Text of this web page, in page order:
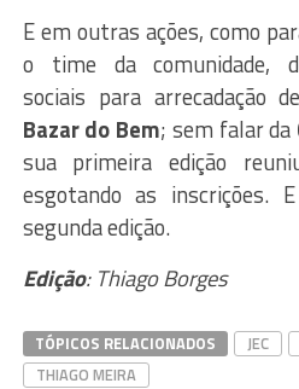
E em outras ações, como
o time da comunidade,
sociais para arrecadação
Bazar do Bem; sem falar da
sua primeira edição
esgotando as
segunda edição.
Edição: Thiago Borges
TÓPICOS RELACIONADOS JEC
THIAGO MEIRA